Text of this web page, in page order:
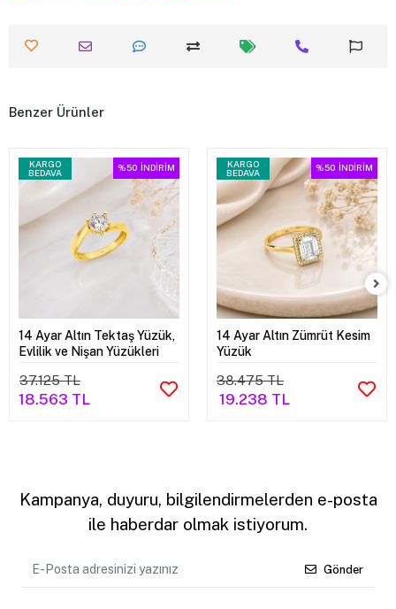
Benzer Ürünler
KARGO
BEDAVA
%50 İNDİRİM
14 Ayar Altın Tektaş Yüzük,
Evlilik ve Nişan Yüzükleri
37.125 TL
18.563 TL
KARGO
BEDAVA
%50 İNDİRİM
14 Ayar Altın Zümrüt Kesim
Yüzük
38.475 TL
19.238 TL
Kampanya, duyuru, bilgilendirmelerden e-posta
ile haberdar olmak istiyorum.
Gönder